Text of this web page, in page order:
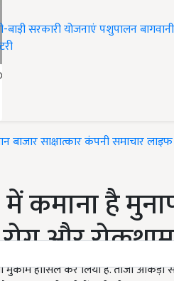
बाड़ीसरकारी योजनाएंपशुपालनबागवानी
बाजारसाक्षात्कारकंपनी समाचार
कमाना है
और रोकथाम
मुकाम हासिल कर लिया है. ताजा